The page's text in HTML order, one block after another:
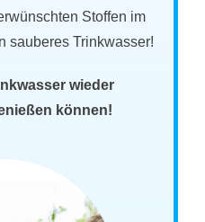
Stoffen im
sauberes Trinkwasser!
wieder
können!